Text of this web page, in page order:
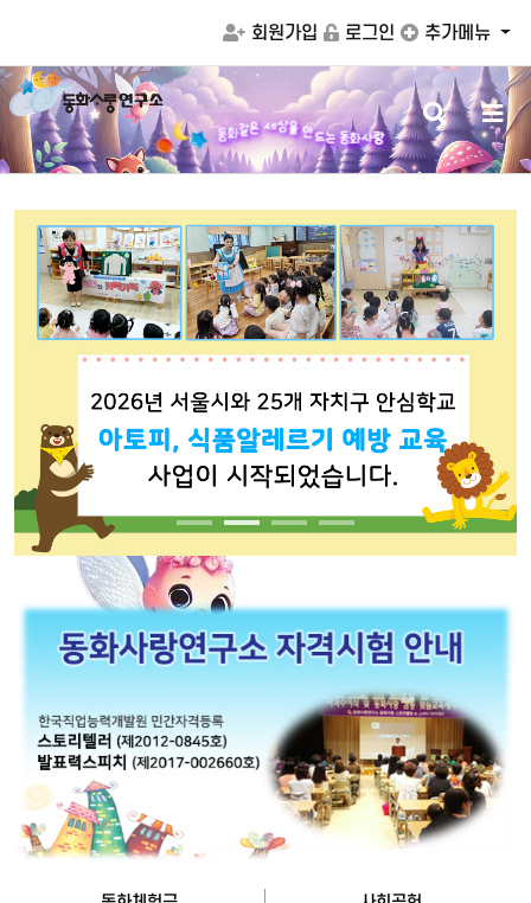
회원가입 로그인 추가메뉴
동화같은 세상을 만드는 동화사랑
검
색
버
튼
메
뉴
버
튼